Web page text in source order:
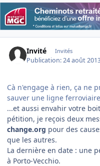
Invité Invités
Publication:24 août
Cà n'engage à rien, ça ne
sauver une ligne
...et aussi envahir votre
pétition, je reçois deux
change.org pour des
que les autres.
La dernière en date : une
à Porto-Vecchio.